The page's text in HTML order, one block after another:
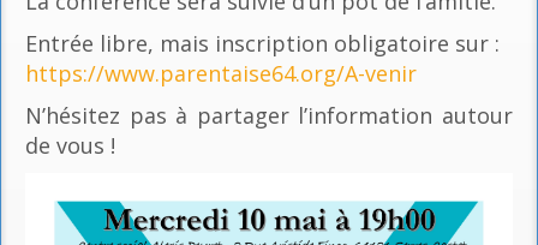
Entrée libre, mais inscription obligatoire sur :
https://www.parentaise64.org/A-venir
N’hésitez pas à partager l’information autour
de vous !